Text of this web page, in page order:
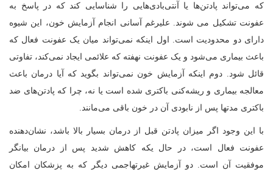
که می‌تواند پادتن‌ها یا آنتی‌بادی‌هایی را شناسایی کند که در پاسخ به
عفونت تشکیل می شوند. علیرغم آسانی انجام آزمایش خون، این شیوه
دارای دو محدودیت است. اول اینکه نمی‌تواند میان یک عفونت فعال که
باعث بیماری می‌شود و یک عفونت نهفته که علائمی ایجاد نمی‌کند، تفاوتی
قائل شود. دوم اینکه آزمایش خون نمی‌تواند بگوید که آیا درمان باعث
معالجه بیماری و ریشه‌کنی باکتری شده است یا نه، چرا که پادتن‌های ضد
باکتری مدتها پس از نابودی آن در خون باقی می‌مانند.
با این وجود اگر میزان پادتن قبل از درمان بسیار بالا باشد، نشان‌دهنده
عفونت فعال است، در حال یکه کاهش شدید پس از درمان بیانگر
موفقیت آن است. دو آزمایش غیرتهاجمی دیگر که به پزشکان امکان